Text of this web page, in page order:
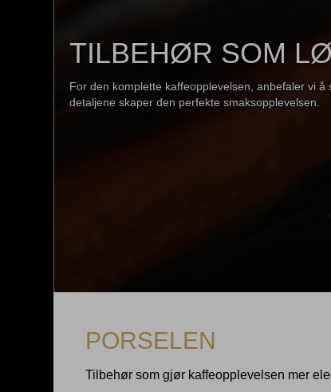
TILBEHØR SOM
For den komplette kaffeopplevelsen, anbefaler vi
detaljene skaper den perfekte smaksopplevelsen.
PORSELEN
Tilbehør som gjør kaffeopplevelsen mer